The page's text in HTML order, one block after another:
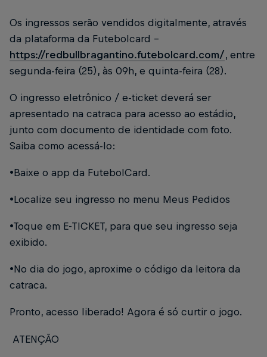
Os ingressos serão vendidos digitalmente, através
da plataforma da Futebolcard -
https://redbullbragantino.futebolcard.com/, entre
segunda-feira (25), às 09h, e quinta-feira (28).
O ingresso eletrônico / e-ticket deverá ser
apresentado na catraca para acesso ao estádio,
junto com documento de identidade com foto.
Saiba como acessá-lo:
•Baixe o app da FutebolCard.
•Localize seu ingresso no menu Meus Pedidos
•Toque em E-TICKET, para que seu ingresso seja
exibido.
•No dia do jogo, aproxime o código da leitora da
catraca.
Pronto, acesso liberado! Agora é só curtir o jogo.
ATENÇÃO